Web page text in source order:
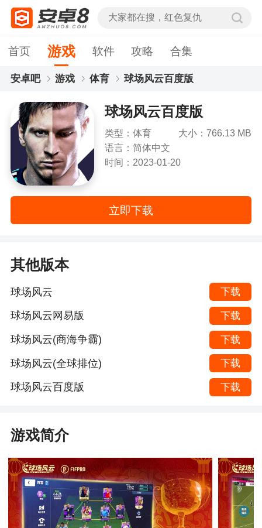
首页 游戏 软件 攻略 合集
安卓吧 游戏 体育 球场风云百度版
球场风云百度版
类型：体育
大小：766.13 MB
语言：简体中文
时间：2023-01-20
立即下载
其他版本
球场风云 下载
球场风云网易版 下载
球场风云(商海争霸) 下载
球场风云(全球排位) 下载
球场风云百度版 下载
游戏简介